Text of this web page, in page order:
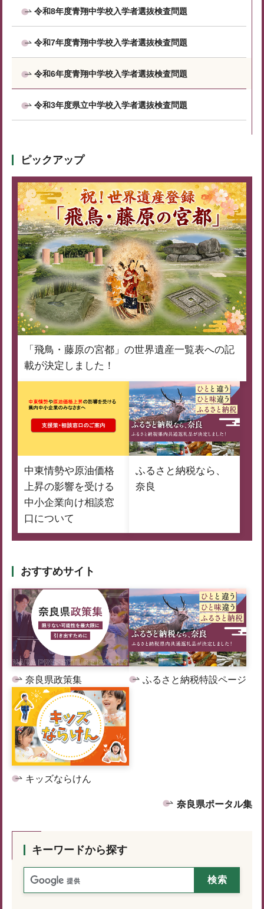
令和8年度青翔中学校入学者選抜検査問題
令和7年度青翔中学校入学者選抜検査問題
令和6年度青翔中学校入学者選抜検査問題
令和3年度県立中学校入学者選抜検査問題
ピックアップ
「飛鳥・藤原の宮都」の世界遺産一覧表への記
載が決定しました！
中東情勢や原油価格
上昇の影響を受ける
中小企業向け相談窓
口について
ふるさと納税なら、
奈良
おすすめサイト
奈良県政策集 ふるさと納税特設ページ
キッズならけん
奈良県ポータル集
キーワードから探す